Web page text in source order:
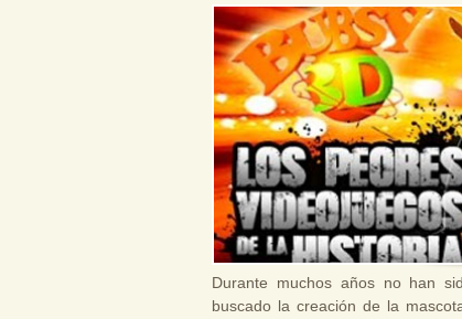
Durante muchos años no han
buscado la creación de la